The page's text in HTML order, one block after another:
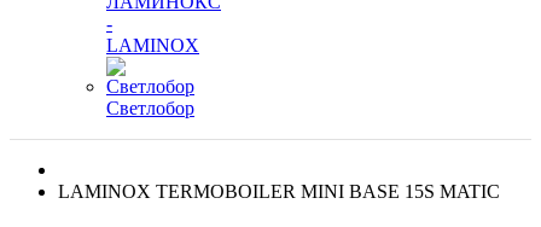
-
LAMINOX
Светлобор
LAMINOX TERMOBOILER MINI BASE 15S MATIC